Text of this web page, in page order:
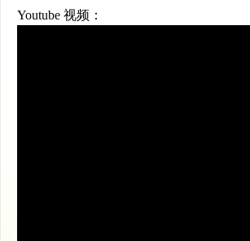
Youtube 视频：